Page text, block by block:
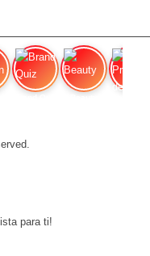
para ti!